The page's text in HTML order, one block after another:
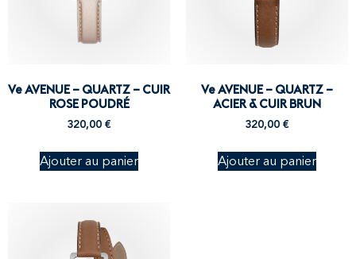
Ve AVENUE – QUARTZ – CUIR
ROSE POUDRÉ
320,00 €
Ajouter au panier
Ve AVENUE – QUARTZ –
ACIER & CUIR BRUN
320,00 €
Ajouter au panier